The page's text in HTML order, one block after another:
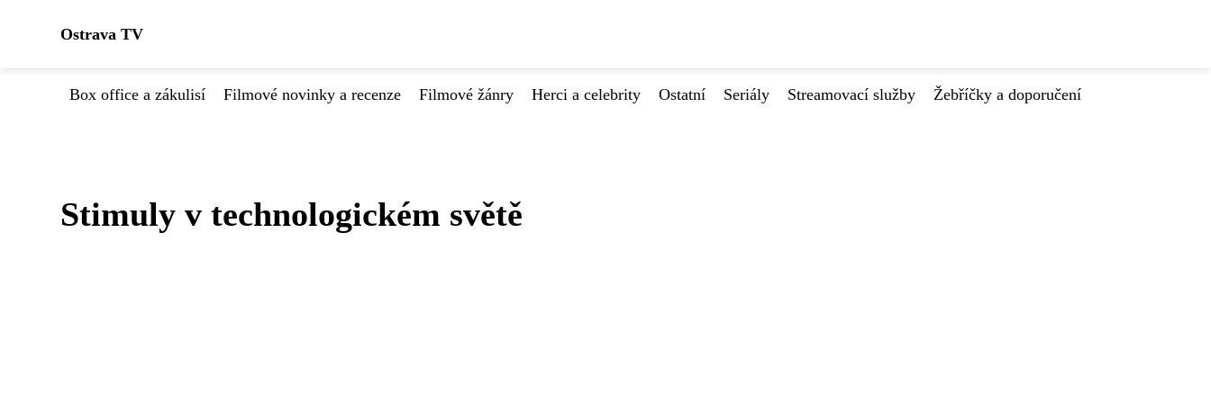
Ostrava TV
Box office a zákulisí Filmové novinky a recenze Filmové žánry Herci a celebrity Ostatní Seriály Streamovací služby Žebříčky a doporučení
Stimuly v technologickém světě